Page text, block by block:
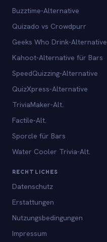
Buzztime-Alternative
Quizado vs Crowdpurr
Geeks Who Drink-Alternative
Kahoot-Alternative für Bars
SpeedQuizzing-Alternative
QuizXpress-Alternative
TriviaMaker-Alt.
Factile-Alt.
Sporcle für Bars
Water Cooler Trivia-Alt.
RECHTLICHES
Datenschutz
Erstattungen
Nutzungsbedingungen
Impressum